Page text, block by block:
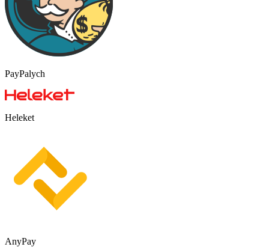
PayPalych
Heleket
AnyPay